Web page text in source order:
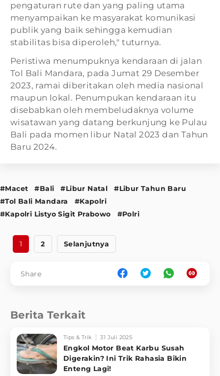
pengaturan rute dan yang paling utama
menyampaikan ke masyarakat komunikasi
publik yang baik sehingga kemudian
stabilitas bisa diperoleh," tuturnya.
Peristiwa menumpuknya kendaraan di jalan
Tol Bali Mandara, pada Jumat 29 Desember
2023, ramai diberitakan oleh media nasional
maupun lokal. Penumpukan kendaraan itu
disebabkan oleh membeludaknya volume
wisatawan yang datang berkunjung ke Pulau
Bali pada momen libur Natal 2023 dan Tahun
Baru 2024.
#Macet #Bali #Libur Natal
#Libur Tahun Baru
#Tol Bali Mandara
#Kapolri
#Kapolri Listyo Sigit Prabowo
#Polri
1 2 Selanjutnya
Share
Berita Terkait
Tips & Trik 31 Juli 2025
Engkol Motor Beat Karbu Susah
Digerakin? Ini Trik Rahasia Bikin
Enteng Lagi!